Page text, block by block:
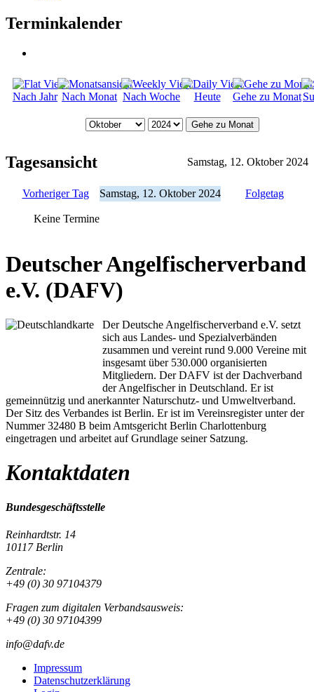
Terminkalender
Nach Jahr Nach Monat Nach Woche Heute Gehe zu Monat
Gehe zu Monat
Tagesansicht Samstag, 12. Oktober 2024
Vorheriger Tag Samstag, 12. Oktober 2024 Folgetag
Keine Termine
Deutscher Angelfischerverband
e.V. (DAFV)
Der Deutsche Angelfischerverband e.V. setzt
sich aus Landes- und Spezialverbänden
zusammen und vereint rund 9.000 Vereine mit
insgesamt über 530.000 organisierten
Mitgliedern. Der DAFV ist der Dachverband
der Angelfischer in Deutschland. Er ist
gemeinnützig und anerkannter Naturschutz- und Umweltverband.
Der Sitz des Verbandes ist Berlin. Er ist im Vereinsregister unter der
Nummer 32480 B beim Amtsgericht Berlin Charlottenburg
eingetragen und arbeitet auf Grundlage seiner Satzung.
Kontaktdaten
Bundesgeschäftsstelle
Reinhardtstr. 14
10117 Berlin
Zentrale:
+49 (0) 30 97104379
Fragen zum digitalen Verbandsausweis:
+49 (0) 30 97104399
info@dafv.de
Impressum
Datenschutzerklärung